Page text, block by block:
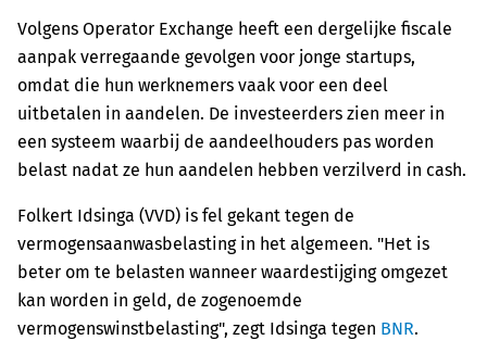
Volgens Operator Exchange heeft een dergelijke fiscale
aanpak verregaande gevolgen voor jonge startups,
omdat die hun werknemers vaak voor een deel
uitbetalen in aandelen. De investeerders zien meer in
een systeem waarbij de aandeelhouders pas worden
belast nadat ze hun aandelen hebben verzilverd in cash.
Folkert Idsinga (VVD) is fel gekant tegen de
vermogensaanwasbelasting in het algemeen. "Het is
beter om te belasten wanneer waardestijging omgezet
kan worden in geld, de zogenoemde
vermogenswinstbelasting", zegt Idsinga tegen BNR.